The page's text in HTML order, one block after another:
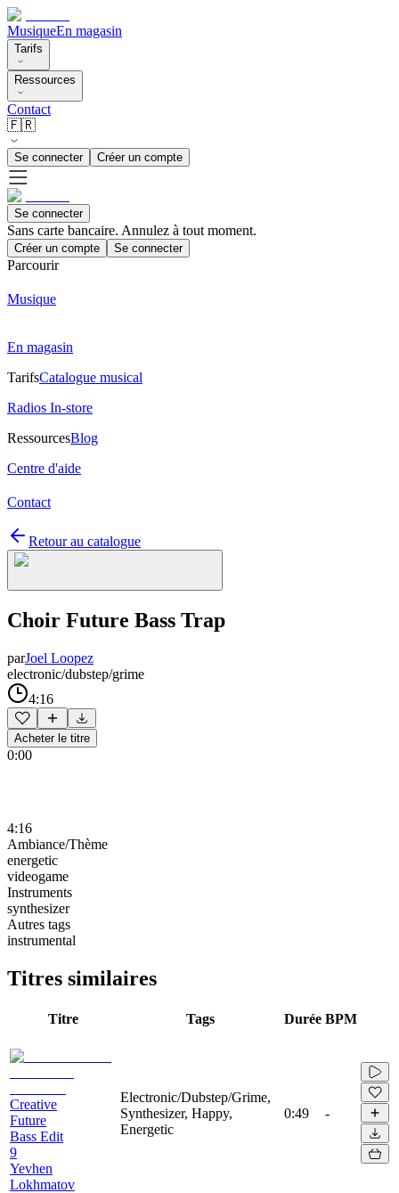
MusiqueEn magasin
Tarifs
Ressources
Contact
🇫🇷
Se connecter Créer un compte
Se connecter
Sans carte bancaire. Annulez à tout moment.
Créer un compte Se connecter
Parcourir
Musique
En magasin
TarifsCatalogue musical
Radios In-store
RessourcesBlog
Centre d'aide
Contact
Retour au catalogue
Choir Future Bass Trap
parJoel Loopez
electronic/dubstep/grime
4:16
Acheter le titre
0:00
4:16
Ambiance/Thème
energetic
videogame
Instruments
synthesizer
Autres tags
instrumental
Titres similaires
Titre Tags Durée BPM
Creative
Future
Bass Edit
9
Yevhen
Lokhmatov
Electronic/Dubstep/Grime,
Synthesizer, Happy,
Energetic
0:49 -